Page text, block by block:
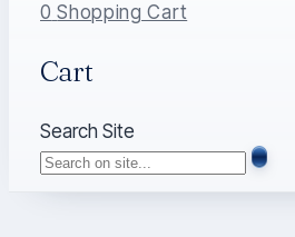
0 Shopping Cart
Cart
Search Site